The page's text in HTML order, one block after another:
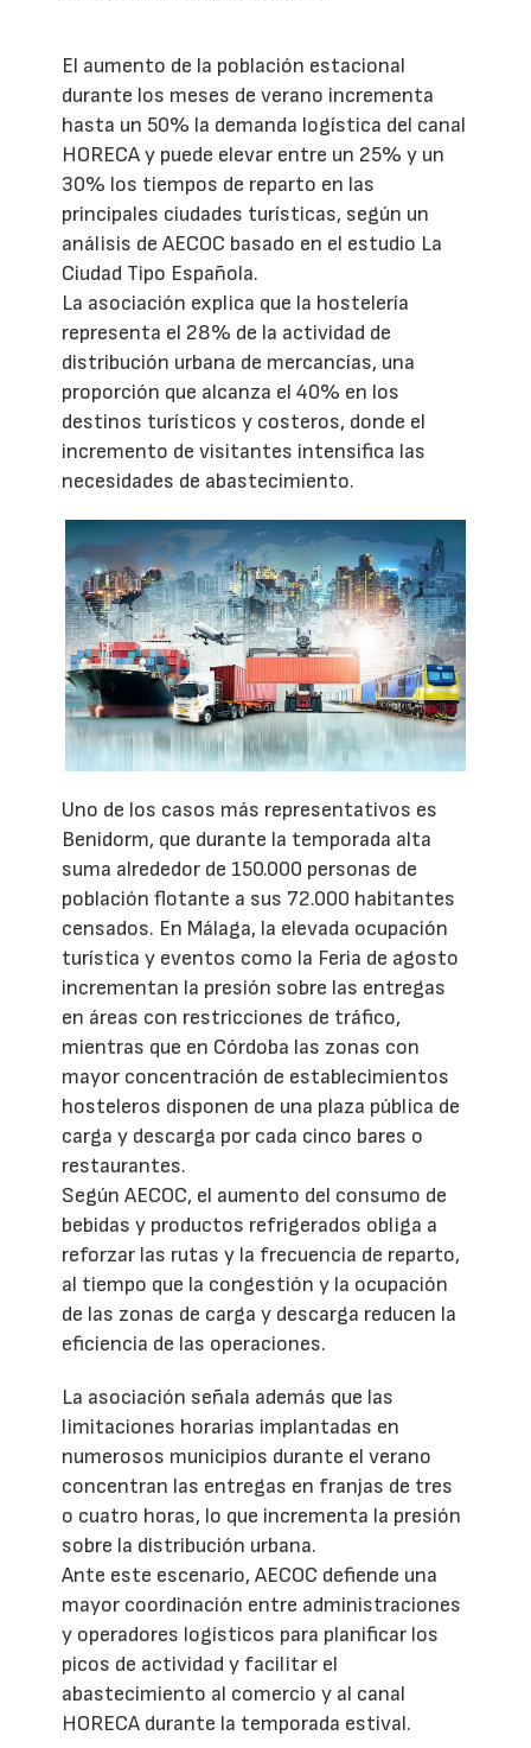
El aumento de la población estacional
durante los meses de verano incrementa
hasta un 50% la demanda logística del canal
HORECA y puede elevar entre un 25% y un
30% los tiempos de reparto en las
principales ciudades turísticas, según un
análisis de AECOC basado en el estudio La
Ciudad Tipo Española.
La asociación explica que la hostelería
representa el 28% de la actividad de
distribución urbana de mercancías, una
proporción que alcanza el 40% en los
destinos turísticos y costeros, donde el
incremento de visitantes intensifica las
necesidades de abastecimiento.
Uno de los casos más representativos es
Benidorm, que durante la temporada alta
suma alrededor de 150.000 personas de
población flotante a sus 72.000 habitantes
censados. En Málaga, la elevada ocupación
turística y eventos como la Feria de agosto
incrementan la presión sobre las entregas
en áreas con restricciones de tráfico,
mientras que en Córdoba las zonas con
mayor concentración de establecimientos
hosteleros disponen de una plaza pública de
carga y descarga por cada cinco bares o
restaurantes.
Según AECOC, el aumento del consumo de
bebidas y productos refrigerados obliga a
reforzar las rutas y la frecuencia de reparto,
al tiempo que la congestión y la ocupación
de las zonas de carga y descarga reducen la
eficiencia de las operaciones.
La asociación señala además que las
limitaciones horarias implantadas en
numerosos municipios durante el verano
concentran las entregas en franjas de tres
o cuatro horas, lo que incrementa la presión
sobre la distribución urbana.
Ante este escenario, AECOC defiende una
mayor coordinación entre administraciones
y operadores logísticos para planificar los
picos de actividad y facilitar el
abastecimiento al comercio y al canal
HORECA durante la temporada estival.